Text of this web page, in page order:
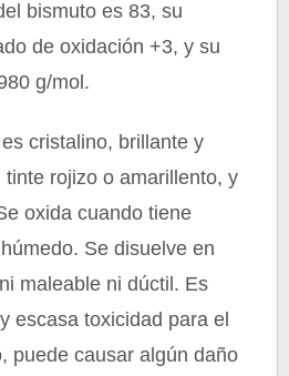
bismuto es 83, su
de oxidación +3, y su
g/mol.
cristalino, brillante y
tinte rojizo o amarillento, y
oxida cuando tiene
Se disuelve en
maleable ni dúctil. Es
escasa toxicidad para el
puede causar algún daño